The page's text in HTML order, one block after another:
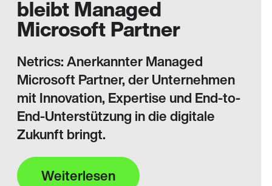
bleibt Managed
Microsoft Partner
Netrics: Anerkannter Managed
Microsoft Partner, der Unternehmen
mit Innovation, Expertise und End-to-
End-Unterstützung in die digitale
Zukunft bringt.
Weiterlesen